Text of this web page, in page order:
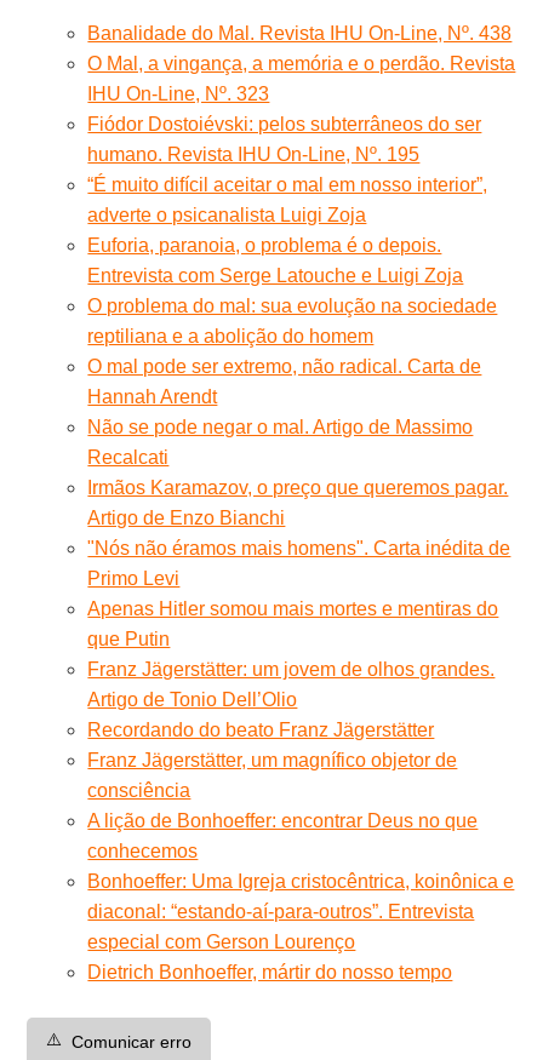
Banalidade do Mal. Revista IHU On-Line, Nº. 438
O Mal, a vingança, a memória e o perdão. Revista
IHU On-Line, Nº. 323
Fiódor Dostoiévski: pelos subterrâneos do ser
humano. Revista IHU On-Line, Nº. 195
“É muito difícil aceitar o mal em nosso interior”,
adverte o psicanalista Luigi Zoja
Euforia, paranoia, o problema é o depois.
Entrevista com Serge Latouche e Luigi Zoja
O problema do mal: sua evolução na sociedade
reptiliana e a abolição do homem
O mal pode ser extremo, não radical. Carta de
Hannah Arendt
Não se pode negar o mal. Artigo de Massimo
Recalcati
Irmãos Karamazov, o preço que queremos pagar.
Artigo de Enzo Bianchi
"Nós não éramos mais homens". Carta inédita de
Primo Levi
Apenas Hitler somou mais mortes e mentiras do
que Putin
Franz Jägerstätter: um jovem de olhos grandes.
Artigo de Tonio Dell’Olio
Recordando do beato Franz Jägerstätter
Franz Jägerstätter, um magnífico objetor de
consciência
A lição de Bonhoeffer: encontrar Deus no que
conhecemos
Bonhoeffer: Uma Igreja cristocêntrica, koinônica e
diaconal: “estando-aí-para-outros”. Entrevista
especial com Gerson Lourenço
Dietrich Bonhoeffer, mártir do nosso tempo
⚠️ Comunicar erro